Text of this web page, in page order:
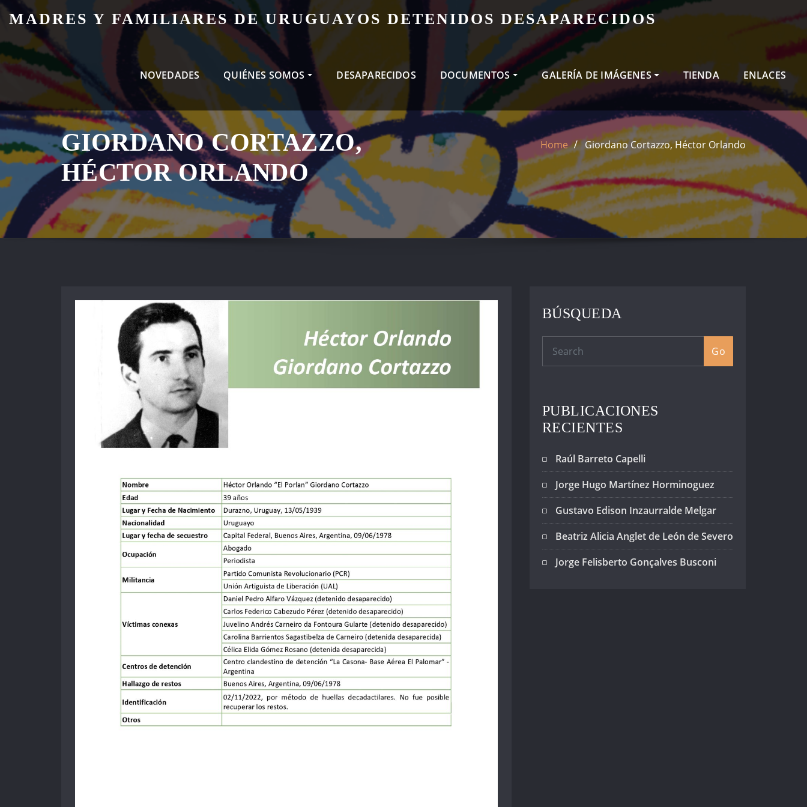
Skip
content
MADRES Y FAMILIARES DE URUGUAYOS DETENIDOS DESAPARECIDOS
NOVEDADES QUIÉNES SOMOS DESAPARECIDOS DOCUMENTOS GALERÍA DE IMÁGENES TIENDA ENLACES
GIORDANO CORTAZZO,
HÉCTOR ORLANDO
Home Giordano Cortazzo, Héctor Orlando
BÚSQUEDA
Go
PUBLICACIONES
RECIENTES
Raúl Barreto Capelli
Jorge Hugo Martínez Horminoguez
Gustavo Edison Inzaurralde Melgar
Beatriz Alicia Anglet de León de Severo
Jorge Felisberto Gonçalves Busconi